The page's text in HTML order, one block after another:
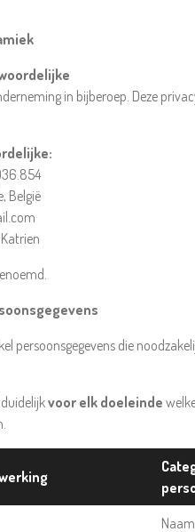
in bijberoep. Deze
België
persoonsgegevens die
voor elk doeleinde